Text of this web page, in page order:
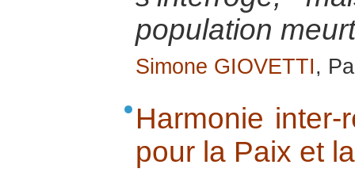
population
Simone GIOVETTI,
Harmonie
pour la Paix et